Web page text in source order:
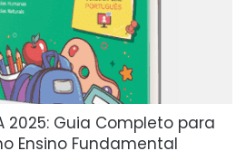
2025: Guia Completo para
Ensino Fundamental